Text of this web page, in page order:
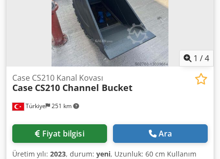
1 /4
Türkiye 251 km
Case CS210 Kanal Kovası
Case CS210 Channel Bucket
Fiyat bilgisi Ara
Üretim yılı: 2023, durum: yeni, Uzunluk: 60 cm Kullanım